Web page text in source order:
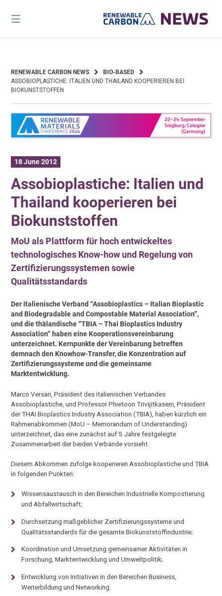
content
RENEWABLE CARBON NEWS
BIO-BASED
ASSOBIOPLASTICHE: ITALIEN UND THAILAND KOOPERIEREN BEI
BIOKUNSTSTOFFEN
18 June 2012
Assobioplastiche: Italien und
Thailand kooperieren bei
Biokunststoffen
MoU als Plattform für hoch entwickeltes
technologisches Know-how und Regelung von
Zertifizierungssystemen sowie
Qualitätsstandards
Der italienische Verband “Assobioplastics – Italian Bioplastic
and Biodegradable and Compostable Material Association”,
und die thälandische “TBIA – Thai Bioplastics Industry
Association” haben eine Kooperationsvereinbarung
unterzeichnet. Kernpunkte der Vereinbarung betreffen
demnach den Knowhow-Transfer, die Konzentration auf
Zertifizierungssysteme und die gemeinsame
Marktentwicklung.
Marco Versari, Präsident des italienischen Verbandes
Assobioplastiche, und Professor Phietoon Trivijitkasem, Präsident
der THAI Bioplastics Industry Association (TBIA), haben kürzlich ein
Rahmenabkommen (MoU – Memorandum of Understanding)
unterzeichnet, das eine zunächst auf 5 Jahre festgelegte
Zusammenarbeit der beiden Verbände vorsieht.
Diesem Abkommen zufolge kooperieren Assobioplastiche und TBIA
in folgenden Punkten:
Wissensaustausch in den Bereichen Industrielle Kompostierung
und Abfallwirtschaft;
Durchsetzung maßgeblicher Zertifizierungssysteme und
Qualitätsstandards für die gesamte Biokunststoffindustrie;
Koordination und Umsetzung gemeinsamer Aktivitäten in
Forschung, Marktentwicklung und Umweltpolitik;
Entwicklung von Initiativen in den Bereichen Business,
Weiterbildung und Networking.